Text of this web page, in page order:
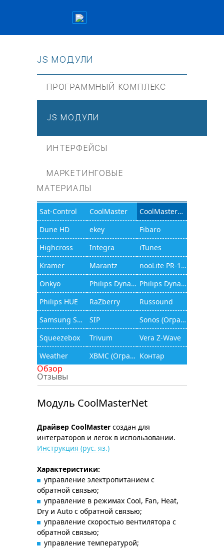
JS МОДУЛИ
ПРОГРАММНЫЙ КОМПЛЕКС
JS МОДУЛИ
ИНТЕРФЕЙСЫ
МАРКЕТИНГОВЫЕ
МАТЕРИАЛЫ
Sat-Control CoolMaster
CoolMasterNet
Dune HD
ekey
Fibaro
Highcross
Integra
iTunes
Kramer
Marantz
nooLite PR-1132
Onkyo
Philips Dynalite
Philips Dynalite (JAMware)
Philips HUE
RaZberry
Russound
Samsung Smart TV
SIP
Sonos (Ограниченный функционал)
Squeezebox
Trivum
Vera Z-Wave
Weather
XBMC (Ограниченный функционал) Контар
Обзор
Отзывы
Модуль CoolMasterNet
Драйвер CoolMaster создан для
интеграторов и легок в использовании.
Инструкция (рус. яз.)
Характеристики:
управление электропитанием с
обратной связью;
управление в режимах Cool, Fan, Heat,
Dry и Auto с обратной связью;
управление скоростью вентилятора с
обратной связью;
управление температурой;